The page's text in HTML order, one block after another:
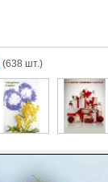
(638 шт.)